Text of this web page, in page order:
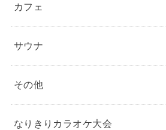
カフェ
サウナ
その他
なりきりカラオケ大会